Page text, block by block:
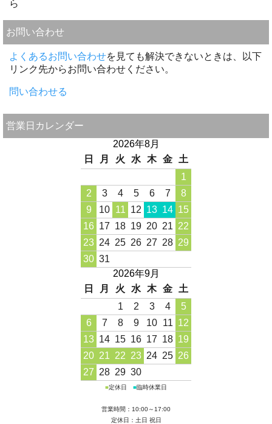
ら
お問い合わせ
よくあるお問い合わせを見ても解決できないときは、以下
リンク先からお問い合わせください。
問い合わせる
営業日カレンダー
2026年8月
日
月 火 水 木 金
土
1
2
3 4 5 6 7
8
9
10 11 12 13 14 15
16 17 18 19 20 21 22
23 24 25 26 27 28 29
30 31
2026年9月
日
月 火 水 木 金
土
1
2 3 4
5
6
7 8 9 10 11 12
13 14 15 16 17 18 19
20 21 22 23 24 25 26
27 28 29 30
■定休日 ■臨時休業日
営業時間：10:00～17:00
定休日：土日 祝日